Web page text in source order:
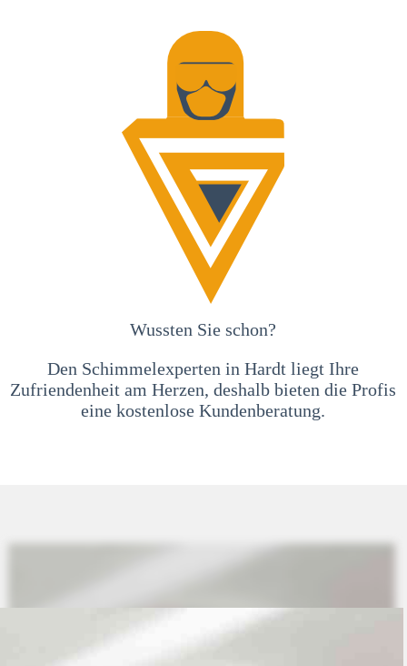
Wussten Sie schon?
Den Schimmelexperten in Hardt liegt Ihre
Zufriendenheit am Herzen, deshalb bieten die Profis
eine kostenlose Kundenberatung.